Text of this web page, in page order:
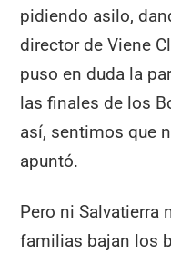
pidiendo asilo,
director de Viene
puso en duda la
las finales de los
así, sentimos que
apuntó.
Pero ni Salvatierra
familias bajan los